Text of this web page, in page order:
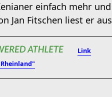
einfach mehr
Jan Fitschen liest er
Link